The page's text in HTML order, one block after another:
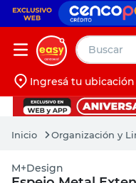
Buscar
Iniciá sesión
Ingresá tu ubicación
Organización y
M+Design
muebles
pintura
escritorio
puertas